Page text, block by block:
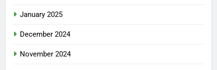
January 2025
December 2024
November 2024